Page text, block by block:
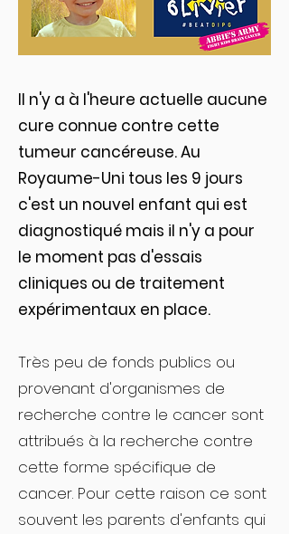
Il n'y a à l'heure actuelle aucune
cure connue contre cette
tumeur cancéreuse. Au
Royaume-Uni tous les 9 jours
c'est un nouvel enfant qui est
diagnostiqué mais il n'y a pour
le moment pas d'essais
cliniques ou de traitement
expérimentaux en place.
Très peu de fonds publics ou
provenant d'organismes de
recherche contre le cancer sont
attribués à la recherche contre
cette forme spécifique de
cancer. Pour cette raison ce sont
souvent les parents d'enfants qui